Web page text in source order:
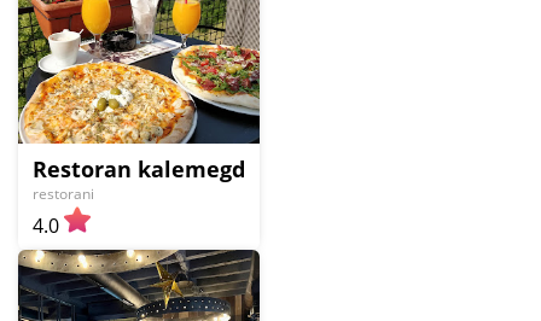
Restoran kalemegdanska terasa
restorani
4.0